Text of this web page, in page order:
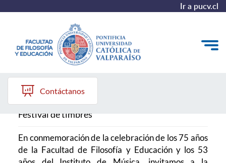
Ir a pucv.cl
Quiénes somos
Líneas de trabajo 2025-2028
Proyecto Conocimientos 2030
Contáctanos
Festival de timbres
Festival de timbres
En conmemoración de la celebración de los 75 años
de la Facultad de Filosofía y Educación y los 53